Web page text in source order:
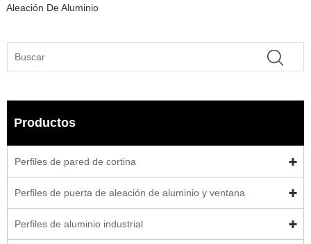
Aleación De Aluminio
Productos
Perfiles de pared de cortina
Perfiles de puerta de aleación de aluminio y ventana
Perfiles de aluminio industrial